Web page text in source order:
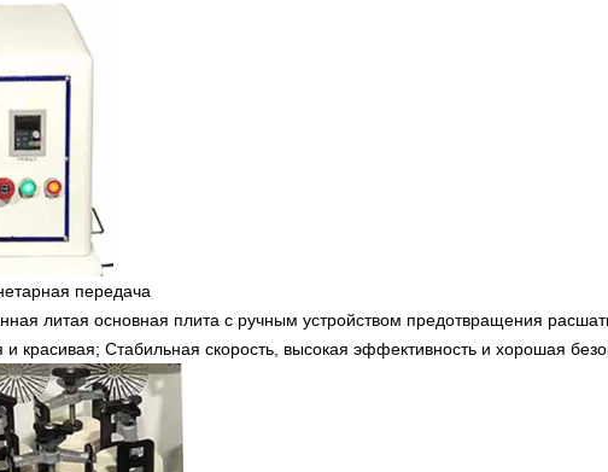
передача
литая основная плита с ручным устройством предотвращения
и красивая; Стабильная скорость, высокая эффективность и хорошая